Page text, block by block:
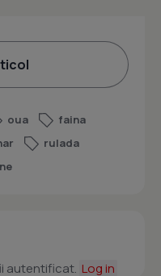
oua
faina
rulada
autentificat. Log in